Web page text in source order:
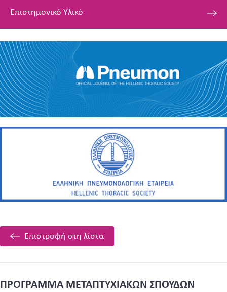
Επιστημονικό Υλικό
Επιστροφή στη λίστα
ΠΡΟΓΡΑΜΜΑ ΜΕΤΑΠΤΥΧΙΑΚΩΝ ΣΠΟΥΔΩΝ